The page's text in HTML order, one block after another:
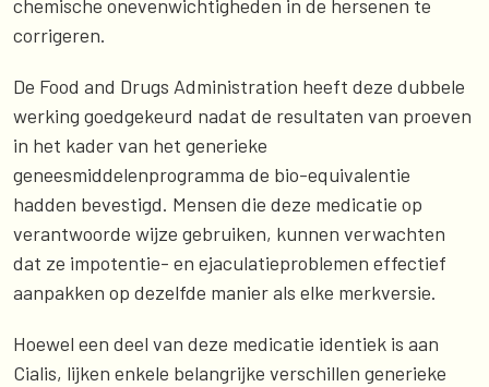
chemische onevenwichtigheden in de hersenen te
corrigeren.
De Food and Drugs Administration heeft deze dubbele
werking goedgekeurd nadat de resultaten van proeven
in het kader van het generieke
geneesmiddelenprogramma de bio-equivalentie
hadden bevestigd. Mensen die deze medicatie op
verantwoorde wijze gebruiken, kunnen verwachten
dat ze impotentie- en ejaculatieproblemen effectief
aanpakken op dezelfde manier als elke merkversie.
Hoewel een deel van deze medicatie identiek is aan
Cialis, lijken enkele belangrijke verschillen generieke